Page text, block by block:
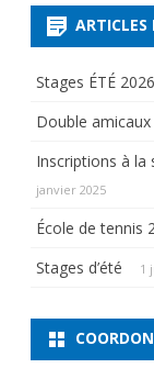
ARTICLES
Stages ÉTÉ 2026
Double
Inscriptions à la
janvier 2025
École de tennis
Stages d’été 1